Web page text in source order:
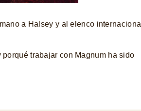
a Halsey y al elenco internacional
trabajar con Magnum ha sido